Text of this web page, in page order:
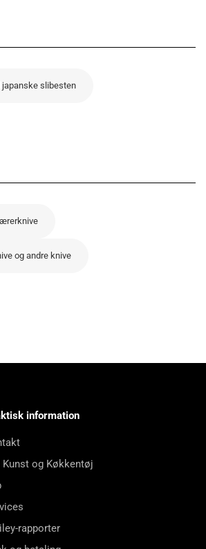
japanske slibesten
og andre knive
information
Kunst og Køkkentøj
rapporter